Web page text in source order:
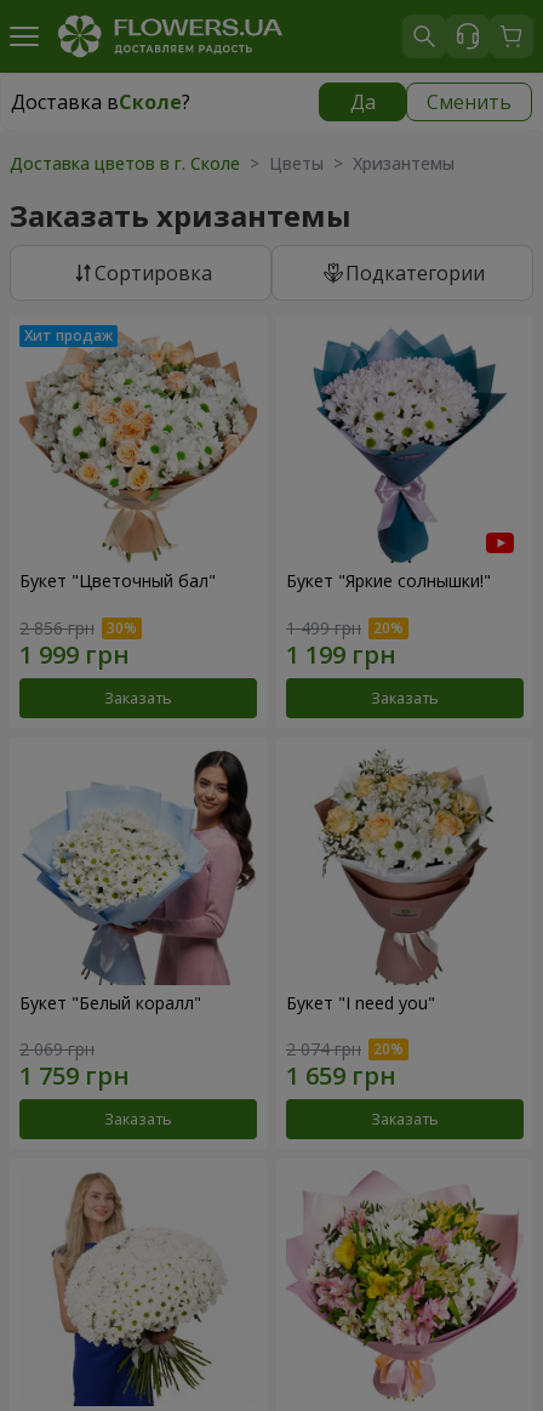
Доставка вСколе? Да Сменить
Доставка вСколе|
Доставка цветов в г. Сколе > Цветы > Хризантемы
Заказать хризантемы
Cортировка Подкатегории
Букет "Цветочный бал"
2 856 грн
Заказать
Букет "Яркие солнышки!"
1 499 грн
Заказать
Букет "Белый коралл"
2 069 грн
Заказать
Букет "I need you"
2 074 грн
Заказать